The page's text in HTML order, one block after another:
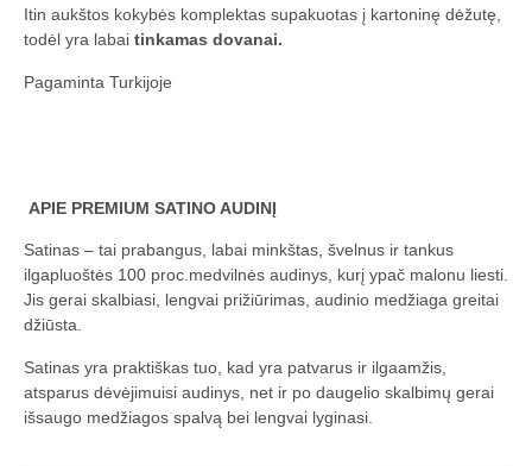
Itin aukštos kokybės komplektas supakuotas į kartoninę dėžutę,
todėl yra labai tinkamas dovanai.
Pagaminta Turkijoje
APIE PREMIUM SATINO AUDINĮ
Satinas – tai prabangus, labai minkštas, švelnus ir tankus
ilgapluoštės 100 proc.medvilnės audinys, kurį ypač malonu liesti.
Jis gerai skalbiasi, lengvai prižiūrimas, audinio medžiaga greitai
džiūsta.
Satinas yra praktiškas tuo, kad yra patvarus ir ilgaamžis,
atsparus dėvėjimuisi audinys, net ir po daugelio skalbimų gerai
išsaugo medžiagos spalvą bei lengvai lyginasi.